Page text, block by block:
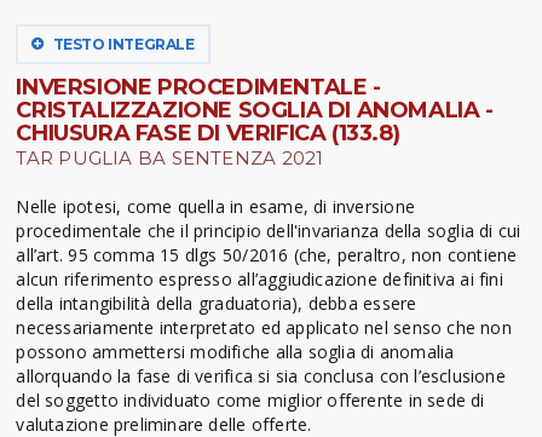
TESTO INTEGRALE
INVERSIONE PROCEDIMENTALE -
CRISTALIZZAZIONE SOGLIA DI ANOMALIA -
CHIUSURA FASE DI VERIFICA (133.8)
TAR PUGLIA BA SENTENZA 2021
Nelle ipotesi, come quella in esame, di inversione
procedimentale che il principio dell'invarianza della soglia di cui
all’art. 95 comma 15 dlgs 50/2016 (che, peraltro, non contiene
alcun riferimento espresso all’aggiudicazione definitiva ai fini
della intangibilità della graduatoria), debba essere
necessariamente interpretato ed applicato nel senso che non
possono ammettersi modifiche alla soglia di anomalia
allorquando la fase di verifica si sia conclusa con l’esclusione
del soggetto individuato come miglior offerente in sede di
valutazione preliminare delle offerte.